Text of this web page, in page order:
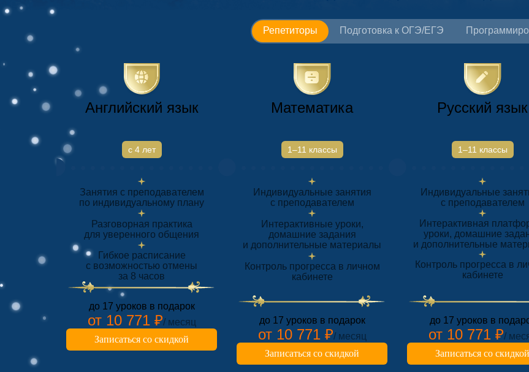
Репетиторы Подготовка к ОГЭ/ЕГЭ
Английский язык
с 4 лет
Занятия с преподавателем
по индивидуальному плану
Разговорная практика
для уверенного общения
Гибкое расписание
с возможностью отмены
за 8 часов
до 17 уроков в подарок
от 10 771 ₽/ месяц
Записаться со скидкой
Математика
1–11 классы
Индивидуальные занятия
с преподавателем
Интерактивные уроки,
домашние задания
и дополнительные материалы
Контроль прогресса в личном
кабинете
до 17 уроков в подарок
от 10 771 ₽/ месяц
Записаться со скидкой
Русский язык
1–11 классы
Индивидуальные
с преподавателем
Интерактивная
уроки, домашние
и дополнительные
Контроль прогресса в
кабинете
до 17 уроков в
от 10 771 ₽/
Записаться со скидкой